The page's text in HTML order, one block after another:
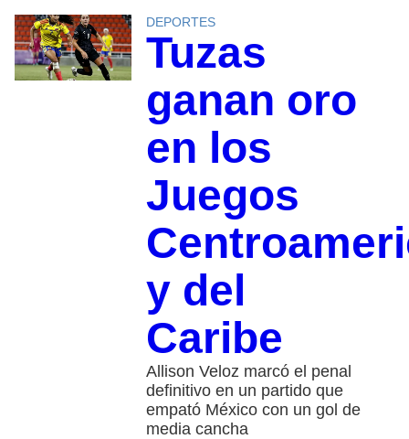
DEPORTES
Tuzas
ganan oro
en los
Juegos
y del
Caribe
Allison Veloz marcó el penal
definitivo en un partido que
empató México con un gol de
media cancha